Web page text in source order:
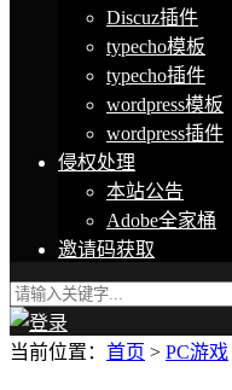
Discuz插件
typecho模板
typecho插件
wordpress模板
wordpress插件
侵权处理
本站公告
Adobe全家桶
邀请码获取
当前位置： 首页 > PC游戏